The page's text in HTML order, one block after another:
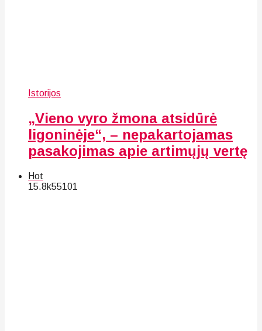
Istorijos
„Vieno vyro žmona atsidūrė
ligoninėje“, – nepakartojamas
pasakojimas apie artimųjų vertę
Hot
15.8k55101